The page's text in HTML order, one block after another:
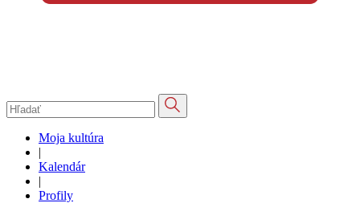
Moja kultúra
|
Kalendár
|
Profily